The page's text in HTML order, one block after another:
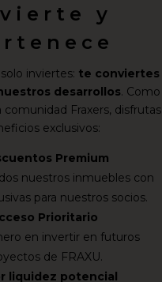
y
inviertes: te conviertes
desarrollos. Como
Fraxers, disfrutas
exclusivos:
Premium
nuestros inmuebles con
para nuestros socios.
Prioritario
en invertir en futuros
de FRAXU.
liquidez potencial